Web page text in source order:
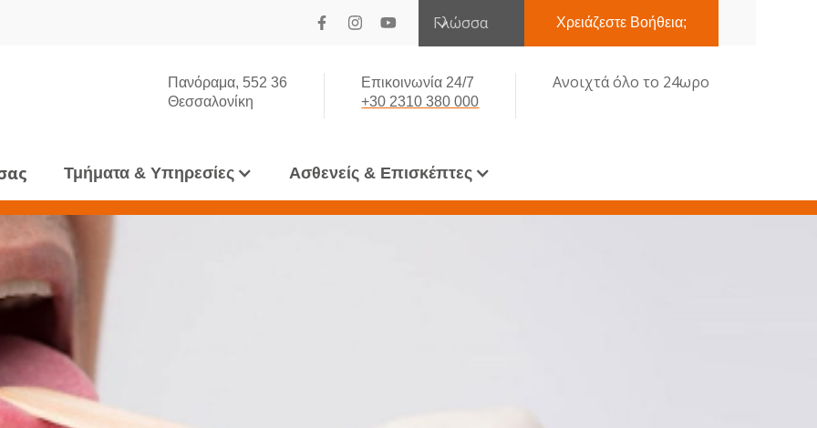
Γλώσσα Χρειάζεστε Βοήθεια;
Πανόραμα, 552 36
Θεσσαλονίκη
Επικοινωνία 24/7
+30 2310 380 000
Ανοιχτά όλο το 24ωρο
Τμήματα & Υπηρεσίες Ασθενείς & Επισκέπτες